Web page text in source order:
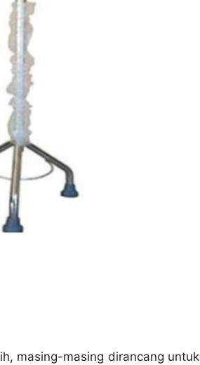
masing-masing dirancang untuk